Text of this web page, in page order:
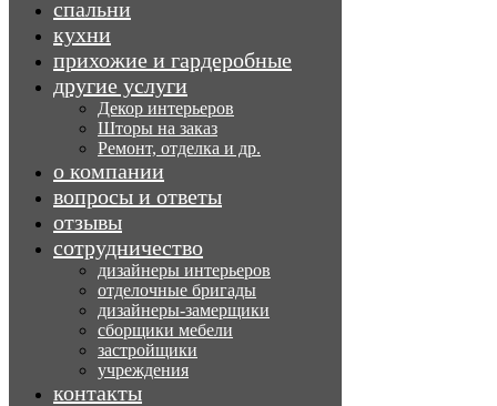
спальни
кухни
прихожие и гардеробные
другие услуги
Декор интерьеров
Шторы на заказ
Ремонт, отделка и др.
о компании
вопросы и ответы
отзывы
сотрудничество
дизайнеры интерьеров
отделочные бригады
дизайнеры-замерщики
сборщики мебели
застройщики
учреждения
контакты